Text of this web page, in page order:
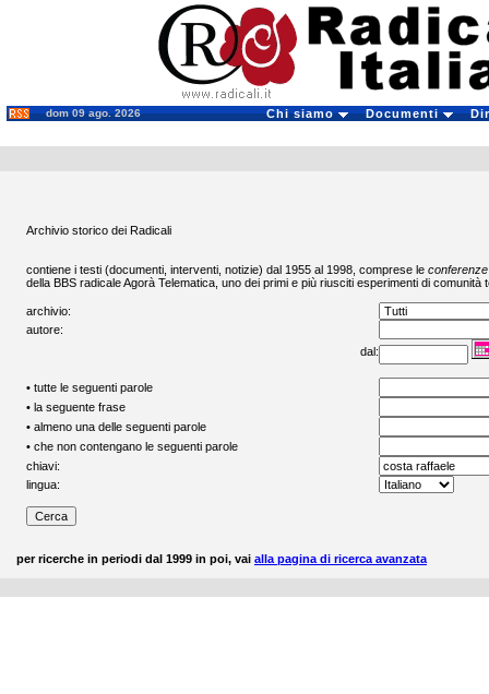
dom 09 ago. 2026 Chi siamo Documenti
Archivio storico dei Radicali
contiene i testi (documenti, interventi, notizie) dal 1955 al 1998, comprese le conferenze
della BBS radicaleAgorà Telematica , uno dei primi e più riusciti esperimenti di comunità
archivio:
autore:
dal:
• tutte le seguenti parole
• la seguente frase
• almeno una delle seguenti parole
• che non contengano le seguenti parole
chiavi:
lingua:
per ricerche in periodi dal 1999 in poi, vai alla pagina di ricerca avanzata